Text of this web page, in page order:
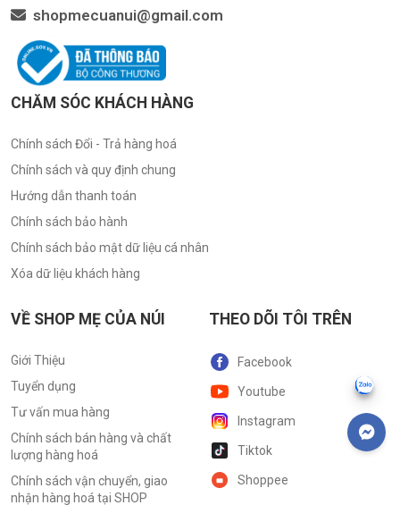
shopmecuanui@gmail.com
CHĂM SÓC KHÁCH HÀNG
Chính sách Đổi - Trả hàng hoá
Chính sách và quy định chung
Hướng dẫn thanh toán
Chính sách bảo hành
Chính sách bảo mật dữ liệu cá nhân
Xóa dữ liệu khách hàng
VỀ SHOP MẸ CỦA NÚI
Giới Thiệu
Tuyển dụng
Tư vấn mua hàng
Chính sách bán hàng và chất
lượng hàng hoá
Chính sách vận chuyển, giao
nhận hàng hoá tại SHOP
THEO DÕI TÔI TRÊN
Facebook
Youtube
Instagram
Tiktok
Shoppee